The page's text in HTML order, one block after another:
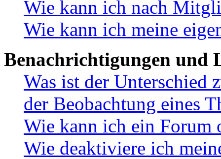
Wie kann ich nach
Wie kann ich meine
Benachrichtigungen und
Was ist der Unterschied
der Beobachtung eines
Wie kann ich ein Forum
Wie deaktiviere ich